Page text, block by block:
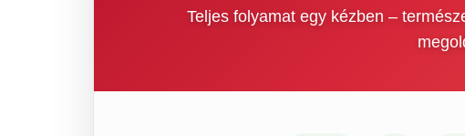
Teljes folyamat egy kézben –